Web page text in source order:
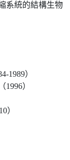
系統的結構生物
1989）
）
）